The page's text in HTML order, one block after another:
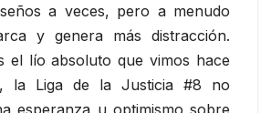
a veces, pero a menudo
y genera más distracción.
el lío absoluto que vimos hace
la Liga de la Justicia #8 no
esperanza u optimismo sobre